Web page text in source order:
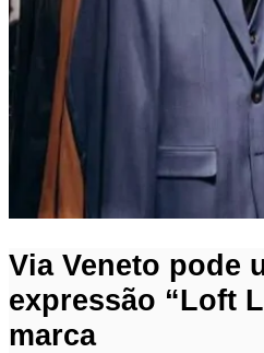
Via Veneto pode
expressão “Loft
marca